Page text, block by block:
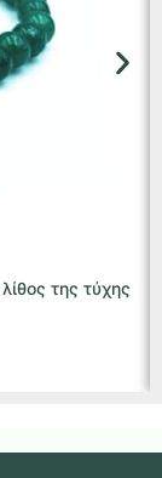
της τύχης